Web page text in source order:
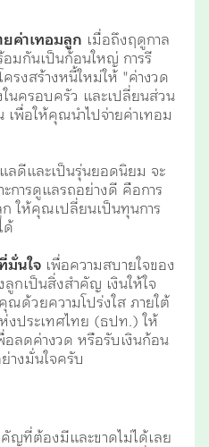
ยค่าเทอมลูก เมื่อถึงฤดูกาล
อมกันเป็นก้อนใหญ่ การรี
รงสร้างหนี้ใหม่ให้ "ค่างวด
นครอบครัว และเปลี่ยนส่วน
เพื่อให้คุณนำไปจ่ายค่าเทอม
ลดีและเป็นรุ่นยอดนิยม จะ
ะการดูแลรถอย่างดี คือการ
ให้คุณเปลี่ยนเป็นทุนการ
ด้
มั่นใจ เพื่อความสบายใจของ
กเป็นสิ่งสำคัญ เงินให้ใจ
ด้วยความโปร่งใส ภายใต้
งประเทศไทย (ธปท.) ให้
ลดค่างวด หรือรับเงินก้อน
างมั่นใจครับ
ญที่ต้องมีและขาดไม่ได้เลย